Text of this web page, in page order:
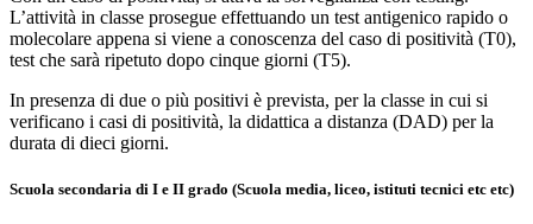
L’attività in classe prosegue effettuando un test antigenico rapido o
molecolare appena si viene a conoscenza del caso di positività (T0),
test che sarà ripetuto dopo cinque giorni (T5).
In presenza di due o più positivi è prevista, per la classe in cui si
verificano i casi di positività, la didattica a distanza (DAD) per la
durata di dieci giorni.
Scuola secondaria di I e II grado (Scuola media, liceo, istituti tecnici etc etc)